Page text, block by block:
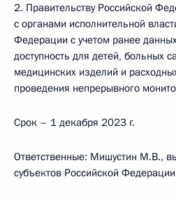
2. Правительству Российской
с органами исполнительной
Федерации с учетом ранее
доступность для детей, больных
медицинских изделий и
проведения непрерывного
Срок – 1 декабря 2023 г.
Ответственные: Мишустин М.В.,
субъектов Российской